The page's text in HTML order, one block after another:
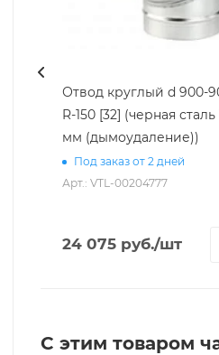
Отвод круглый d 900-
R-150 [32] (черная сталь
мм (дымоудаление))
Под заказ от 2 дней
Арт.: VTL-00204777
24 075 руб./шт
С этим товаром